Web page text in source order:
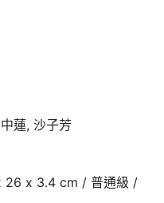
傑, 瞿中蓮, 沙子芳
26 x 3.4 cm / 普通級 /